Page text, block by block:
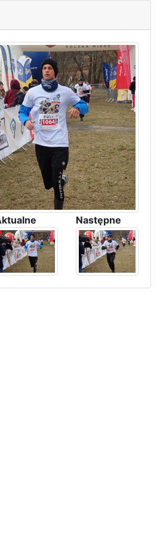
Następne